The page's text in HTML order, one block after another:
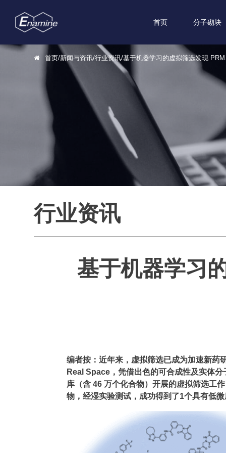
首页 分子砌块
首页/新闻与资讯/行业资讯/ 基于
行业资讯
基于机器学习
编者按：近年来，虚拟筛选已成为加速新
Real Space，凭借出色的可合成性及实体
库（含 46 万个化合物）开展的虚拟筛选工
物 ，经湿实验测试，成功得到了1个具有低